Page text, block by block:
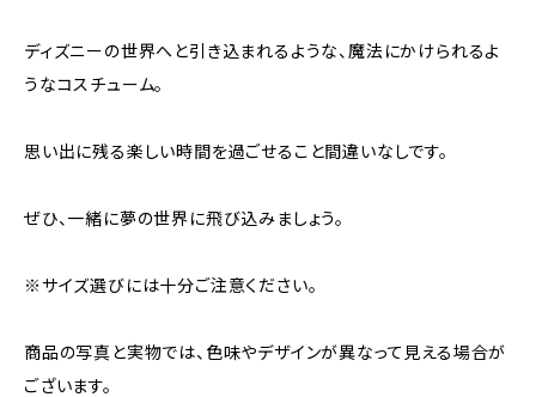
ディズニーの世界へと引き込まれるような、魔法にかけられるよ
うなコスチューム。
思い出に残る楽しい時間を過ごせること間違いなしです。
ぜひ、一緒に夢の世界に飛び込みましょう。
※サイズ選びには十分ご注意ください。
商品の写真と実物では、色味やデザインが異なって見える場合が
ございます。